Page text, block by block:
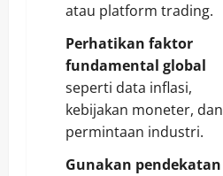
atau platform trading.
Perhatikan faktor
fundamental global
seperti data inflasi,
kebijakan moneter, dan
permintaan industri.
Gunakan pendekatan